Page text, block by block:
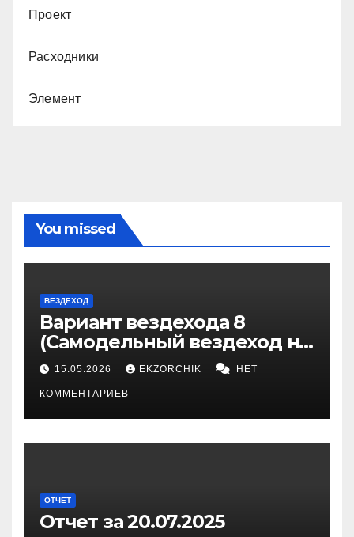
Проект
Расходники
Элемент
You missed
ВЕЗДЕХОД
Вариант вездехода 8
(Самодельный вездеход на
гусеницах)
15.05.2026 EKZORCHIK НЕТ
КОММЕНТАРИЕВ
ОТЧЕТ
Отчет за 20.07.2025